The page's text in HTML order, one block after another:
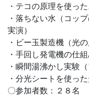
・テコの原理を使っ
・落ちない水（コッ
実演）
・ビー玉製造機（光の
・手回し発電機の仕
・瞬間湯沸かし実験
・分光シートを使っ
〇参加者数：２８名